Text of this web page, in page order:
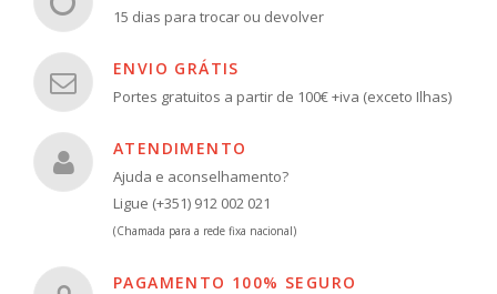
15 dias para trocar ou devolver
ENVIO GRÁTIS
Portes gratuitos a partir de 100€ +iva (exceto Ilhas)
ATENDIMENTO
Ajuda e aconselhamento?
Ligue (+351) 912 002 021
(Chamada para a rede fixa nacional)
PAGAMENTO 100% SEGURO